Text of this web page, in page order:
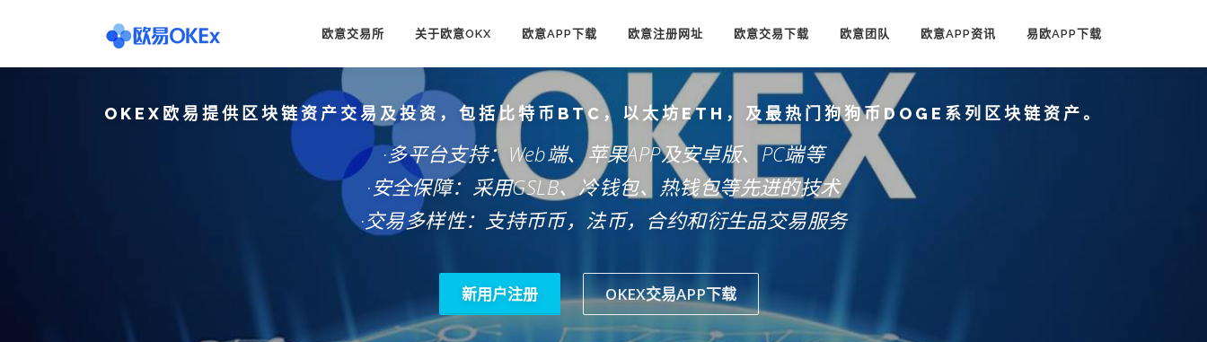
欧意交易所 关于欧意OKX 欧意APP下载 欧意注册网址 欧意交易下载 欧意团队 欧意APP资讯 易欧APP下载
OKEX欧易提供区块链资产交易及投资，包括比特币BTC，以太坊ETH，及最热门狗狗币DOGE系列区块链资产。
·多平台支持：Web端、苹果APP及安卓版、PC端等
·安全保障：采用GSLB、冷钱包、热钱包等先进的技术
·交易多样性：支持币币，法币，合约和衍生品交易服务
新用户注册 OKEX交易APP下载